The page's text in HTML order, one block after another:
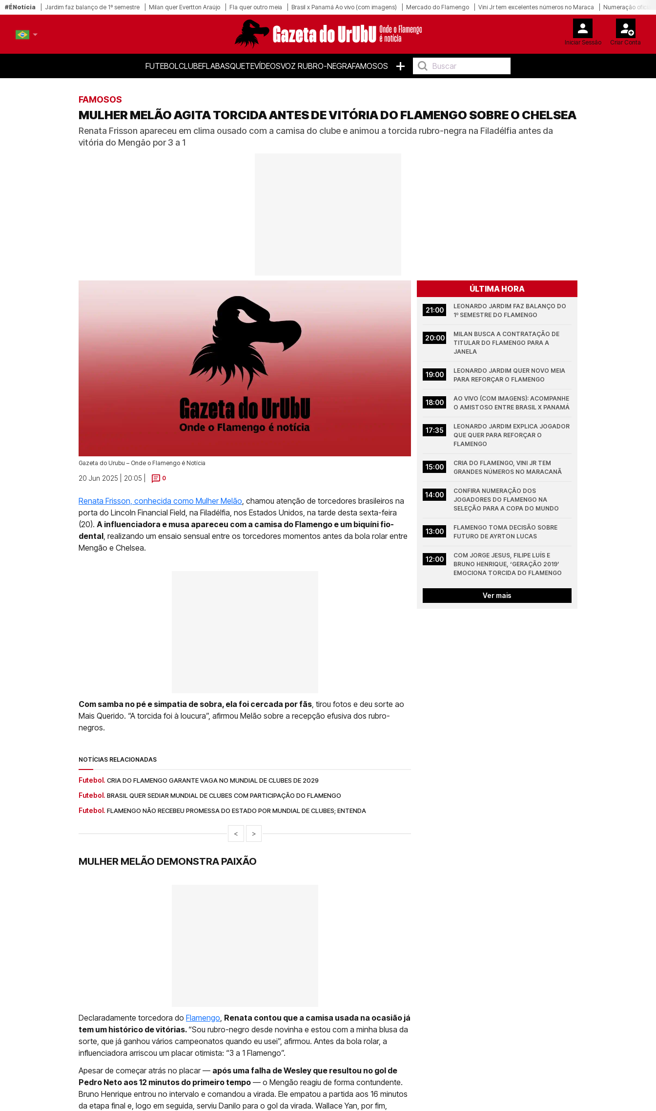
#ÉNotícia Jardim faz balanço de 1º semestre Milan quer Evertton Araújo Fla quer outro meia Brasil x Panamá Ao vivo (com imagens) Mercado do Flamengo Vini Jr tem excelentes números no Maraca Numeração oficial
Iniciar Sessão Criar Conta
FUTEBOLCLUBEFLABASQUETEVÍDEOSVOZ RUBRO-NEGRAFAMOSOS +
FAMOSOS
MULHER MELÃO AGITA TORCIDA ANTES DE VITÓRIA DO FLAMENGO SOBRE O CHELSEA
Renata Frisson apareceu em clima ousado com a camisa do clube e animou a torcida rubro-negra na Filadélfia antes da
vitória do Mengão por 3 a 1
Gazeta do Urubu – Onde o Flamengo é Notícia
20 Jun 2025 | 20:05 | 0
Renata Frisson, conhecida como Mulher Melão, chamou atenção de torcedores brasileiros na
porta do Lincoln Financial Field, na Filadélfia, nos Estados Unidos, na tarde desta sexta-feira
(20). A influenciadora e musa apareceu com a camisa do Flamengo e um biquíni fio-
dental, realizando um ensaio sensual entre os torcedores momentos antes da bola rolar entre
Mengão e Chelsea.
Com samba no pé e simpatia de sobra, ela foi cercada por fãs, tirou fotos e deu sorte ao
Mais Querido. “A torcida foi à loucura”, afirmou Melão sobre a recepção efusiva dos rubro-
negros.
NOTÍCIAS RELACIONADAS
Futebol. CRIA DO FLAMENGO GARANTE VAGA NO MUNDIAL DE CLUBES DE 2029
Futebol. BRASIL QUER SEDIAR MUNDIAL DE CLUBES COM PARTICIPAÇÃO DO FLAMENGO
Futebol. FLAMENGO NÃO RECEBEU PROMESSA DO ESTADO POR MUNDIAL DE CLUBES; ENTENDA
< >
MULHER MELÃO DEMONSTRA PAIXÃO
Declaradamente torcedora do Flamengo, Renata contou que a camisa usada na ocasião já
tem um histórico de vitórias. “Sou rubro-negro desde novinha e estou com a minha blusa da
sorte, que já ganhou vários campeonatos quando eu usei”, afirmou. Antes da bola rolar, a
influenciadora arriscou um placar otimista: “3 a 1 Flamengo”.
Apesar de começar atrás no placar — após uma falha de Wesley que resultou no gol de
Pedro Neto aos 12 minutos do primeiro tempo — o Mengão reagiu de forma contundente.
Bruno Henrique entrou no intervalo e comandou a virada. Ele empatou a partida aos 16 minutos
da etapa final e, logo em seguida, serviu Danilo para o gol da virada. Wallace Yan, por fim,
ÚLTIMA HORA
21:00
LEONARDO JARDIM FAZ BALANÇO DO
1º SEMESTRE DO FLAMENGO
20:00
MILAN BUSCA A CONTRATAÇÃO DE
TITULAR DO FLAMENGO PARA A
JANELA
19:00
LEONARDO JARDIM QUER NOVO MEIA
PARA REFORÇAR O FLAMENGO
18:00
AO VIVO (COM IMAGENS): ACOMPANHE
O AMISTOSO ENTRE BRASIL X PANAMÁ
17:35
LEONARDO JARDIM EXPLICA JOGADOR
QUE QUER PARA REFORÇAR O
FLAMENGO
15:00
CRIA DO FLAMENGO, VINI JR TEM
GRANDES NÚMEROS NO MARACANÃ
14:00
CONFIRA NUMERAÇÃO DOS
JOGADORES DO FLAMENGO NA
SELEÇÃO PARA A COPA DO MUNDO
13:00
FLAMENGO TOMA DECISÃO SOBRE
FUTURO DE AYRTON LUCAS
12:00
COM JORGE JESUS, FILIPE LUÍS E
BRUNO HENRIQUE, ‘GERAÇÃO 2019’
EMOCIONA TORCIDA DO FLAMENGO
Ver mais